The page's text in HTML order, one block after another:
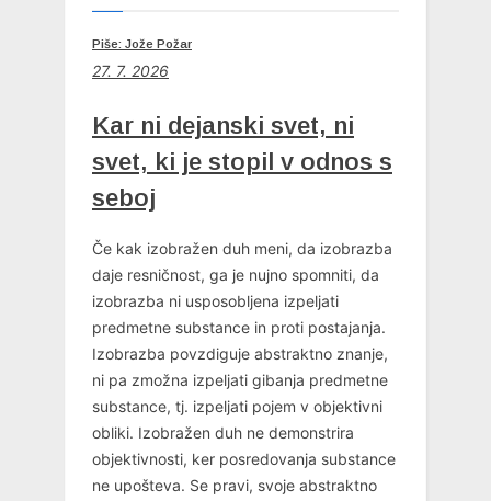
Piše: Jože Požar
27. 7. 2026
Kar ni dejanski svet, ni
svet, ki je stopil v odnos s
seboj
Če kak izobražen duh meni, da izobrazba
daje resničnost, ga je nujno spomniti, da
izobrazba ni usposobljena izpeljati
predmetne substance in proti postajanja.
Izobrazba povzdiguje abstraktno znanje,
ni pa zmožna izpeljati gibanja predmetne
substance, tj. izpeljati pojem v objektivni
obliki. Izobražen duh ne demonstrira
objektivnosti, ker posredovanja substance
ne upošteva. Se pravi, svoje abstraktno